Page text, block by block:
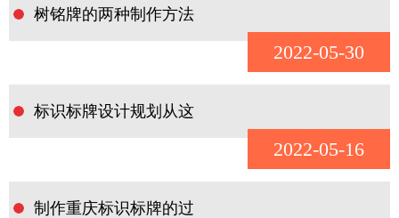
树铭牌的两种制作方法
2022-05-30
标识标牌设计规划从这
2022-05-16
制作重庆标识标牌的过